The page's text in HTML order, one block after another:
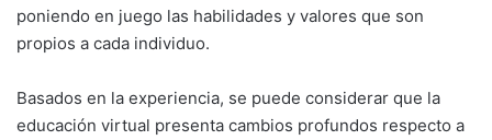
poniendo en juego las habilidades y valores que son
propios a cada individuo.
Basados en la experiencia, se puede considerar que la
educación virtual presenta cambios profundos respecto a